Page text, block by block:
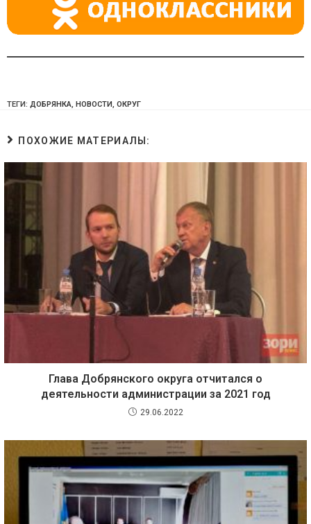
ТЕГИ: ДОБРЯНКА, НОВОСТИ, ОКРУГ
ПОХОЖИЕ МАТЕРИАЛЫ:
Глава Добрянского округа отчитался о
деятельности администрации за 2021 год
29.06.2022